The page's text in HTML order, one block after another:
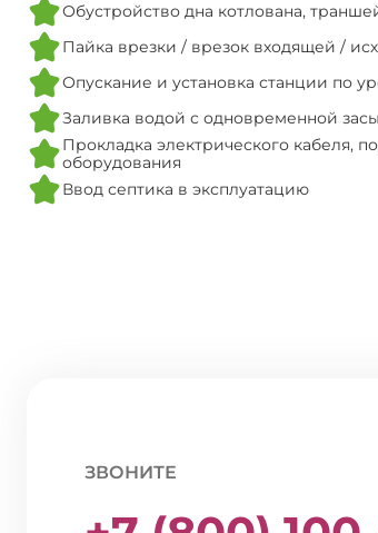
Обустройство дна котлована,
Пайка врезки / врезок входящей /
Опускание и установка станции по
Заливка водой с одновременной
Прокладка электрического кабеля,
оборудования
Ввод септика в эксплуатацию
ЗВОНИТЕ